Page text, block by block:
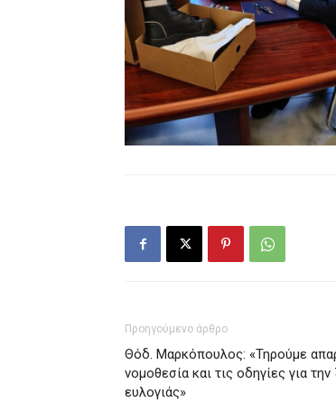
Προηγούμενο άρθρο
Θόδ. Μαρκόπουλος: «Τηρούμε
νομοθεσία και τις οδηγίες για
ευλογιάς»